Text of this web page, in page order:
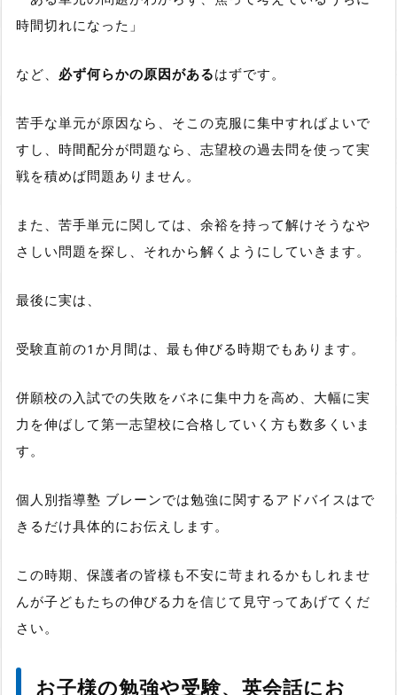
時間切れになった」
など、 必ず何らかの原因があるはずです。
苦手な単元が原因なら、そこの克服に集中すればよいで
すし、 時間配分が問題なら、志望校の過去問を使って実
戦を積めば問題ありません。
また、苦手単元に関しては、余裕を持って解けそうなや
さしい問題を探し、それから解くようにしていきます。
最後に実は、
受験直前の1か月間は、最も伸びる時期でもあります。
併願校の入試での失敗をバネに集中力を高め、大幅に実
力を伸ばして第一志望校に合格していく方も数多くいま
す。
個人別指導塾 ブレーンでは勉強に関するアドバイスはで
きるだけ具体的にお伝えします。
この時期、保護者の皆様も不安に苛まれるかもしれませ
んが子どもたちの伸びる力を信じて見守ってあげてくだ
さい。
お子様の勉強や受験、英会話にお